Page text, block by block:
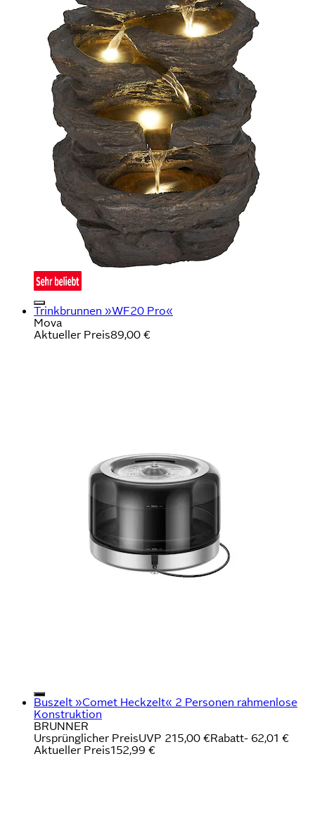
Trinkbrunnen »WF20 Pro«
Mova
Aktueller Preis89,00 €
Buszelt »Comet Heckzelt« 2 Personen rahmenlose
Konstruktion
BRUNNER
Ursprünglicher PreisUVP 215,00 €Rabatt- 62,01 €
Aktueller Preis152,99 €